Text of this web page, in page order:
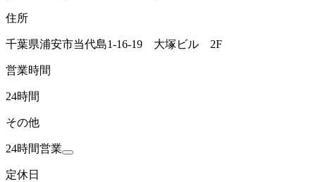
住所
千葉県浦安市当代島1-16-19 大塚ビル 2F
営業時間
24時間
その他
24時間営業
定休日